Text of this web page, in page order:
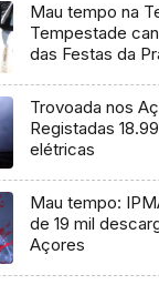
Mau tempo na
Tempestade
das Festas da
Trovoada nos
Registadas
elétricas
Mau tempo:
de 19 mil
Açores